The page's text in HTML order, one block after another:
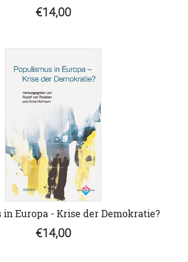
€14,00
Europa - Krise der Demokratie?
€14,00